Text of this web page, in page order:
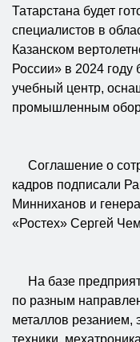
Татарстана будет
специалистов в
Казанском
России» в 2024 году
учебный центр,
промышленным
Соглашение о
кадров подписали
Минниханов и
«Ростех» Сергей
На базе
по разным
металлов резанием,